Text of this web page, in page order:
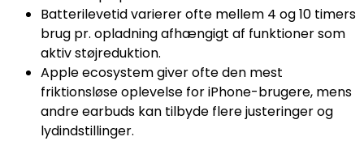
Batterilevetid varierer ofte mellem 4 og 10 timers
brug pr. opladning afhængigt af funktioner som
aktiv støjreduktion.
Apple ecosystem giver ofte den mest
friktionsløse oplevelse for iPhone-brugere, mens
andre earbuds kan tilbyde flere justeringer og
lydindstillinger.